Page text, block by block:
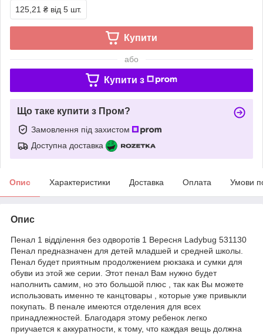
125,21 ₴ від 5 шт.
Купити
або
Купити з
Що таке купити з Пром?
Замовлення під захистом
Доступна доставка
Опис Характеристики Доставка Оплата Умови
Опис
Пенал 1 відділення без одворотів 1 Вересня Ladybug 531130
Пенал предназначен для детей младшей и средней школы.
Пенал будет приятным продолжением рюкзака и сумки для
обуви из этой же серии. Этот пенал Вам нужно будет
наполнить самим, но это большой плюс , так как Вы можете
использовать именно те канцтовары , которые уже привыкли
покупать. В пенале имеются отделения для всех
принадлежностей. Благодаря этому ребенок легко
приучается к аккуратности, к тому, что каждая вещь должна